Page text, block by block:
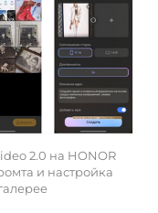
2.0 на HONOR
и настройка